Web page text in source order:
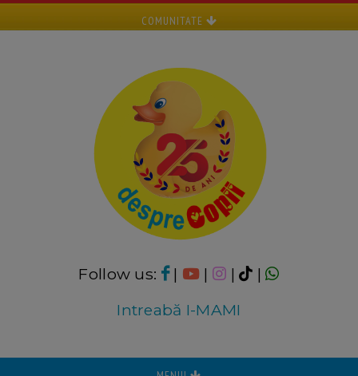
COMUNITATE
Follow us: | | |
|
Intreabă I-MAMI